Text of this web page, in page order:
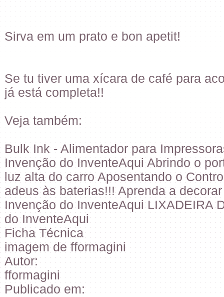
Sirva em um prato e bon apetit!
Se tu tiver uma xícara de café para
já está completa!!
Veja também:
Bulk Ink - Alimentador para
Invenção do InventeAqui Abrindo o
luz alta do carro Aposentando o
adeus às baterias!!! Aprenda a
Invenção do InventeAqui LIXADEIRA
do InventeAqui
Ficha Técnica
imagem de fformagini
Autor:
fformagini
Publicado em: